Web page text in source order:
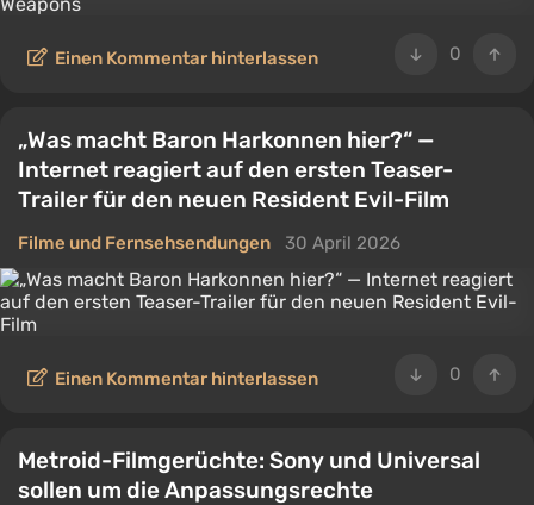
0
Einen Kommentar hinterlassen
„Was macht Baron Harkonnen hier?“ —
Internet reagiert auf den ersten Teaser-
Trailer für den neuen Resident Evil-Film
Filme und Fernsehsendungen 30 April 2026
0
Einen Kommentar hinterlassen
Metroid-Filmgerüchte: Sony und Universal
sollen um die Anpassungsrechte